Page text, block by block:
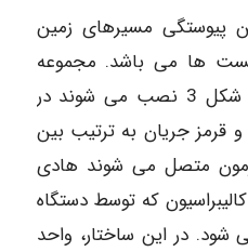
پیوستگی مسیرهای زمین
ها می باشد. مجموعه
پراب ولتاژ و جریان مطابق شکل 3 نصب می شوند در
قرمز جریان به ترتیب بین
متصل می شوند هادی
که توسط دستگاه
در این ساختار، واحد